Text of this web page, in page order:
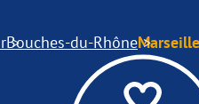
Bouches-du-Rhône